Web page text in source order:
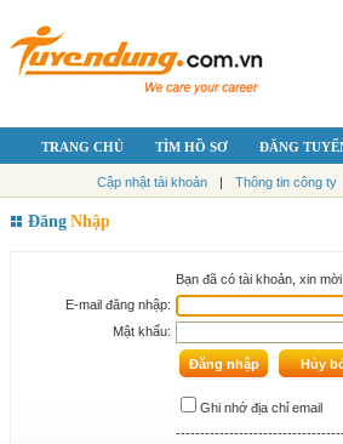
TRANG CHỦ TÌM HỒ SƠ ĐĂNG
Cập nhật tài khoản | Thông tin công ty
Đăng Nhập
Bạn đã có tài khoản, xin
E-mail đăng nhập:
Mật khẩu:
Ghi nhớ địa chỉ email